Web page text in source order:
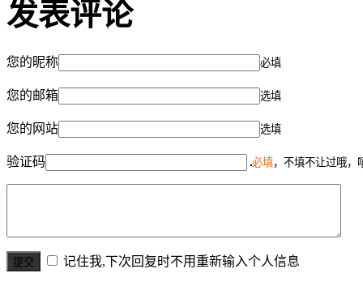
发表评论
您的昵称 必填
您的邮箱 选填
您的网站 选填
验证码 必填，不填不让过哦，
记住我,下次回复时不用重新输入个人信息